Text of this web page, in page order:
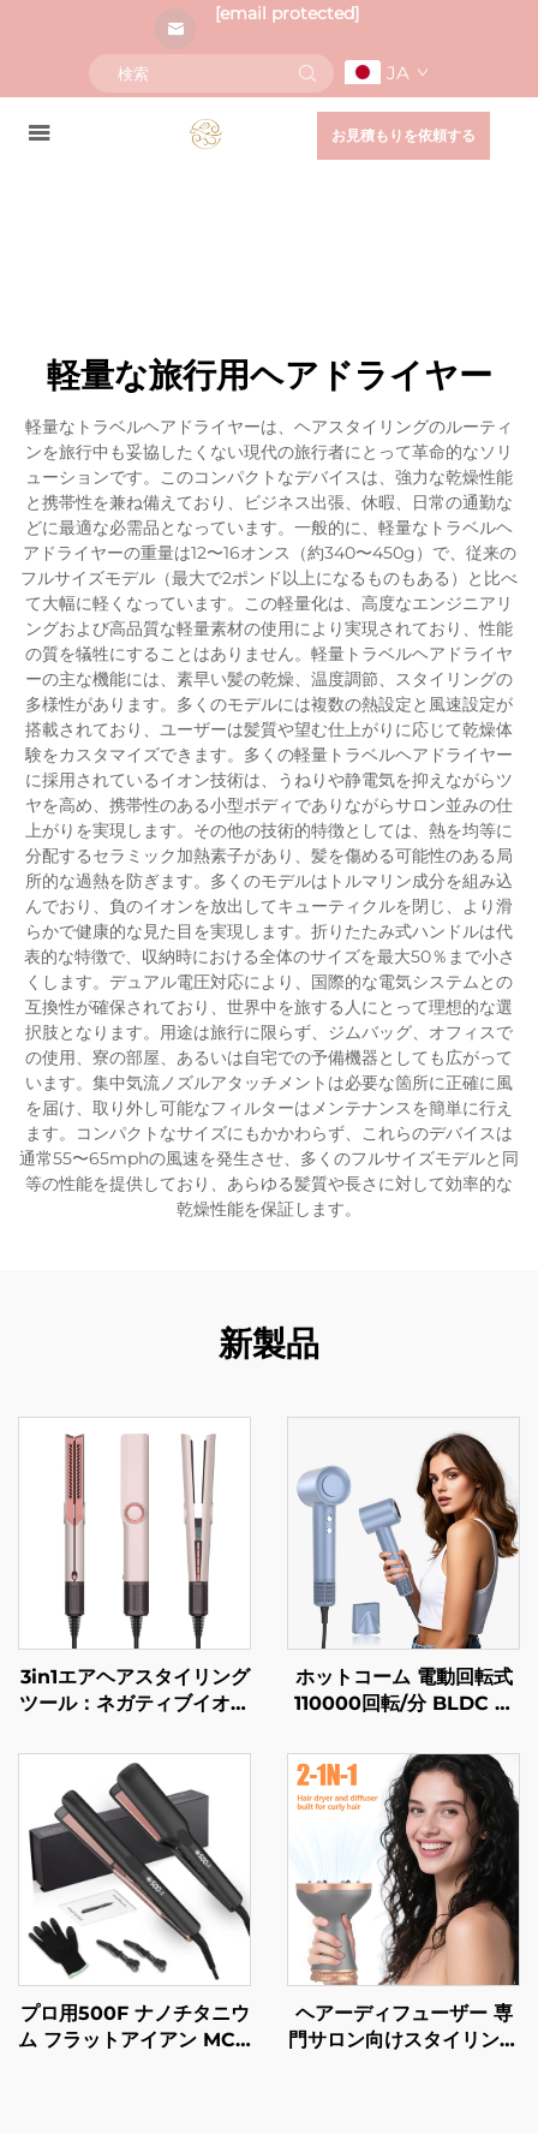
[email protected]
JA
お見積もりを依頼する
軽量な旅行用ヘアドライヤー
軽量なトラベルヘアドライヤーは、ヘアスタイリングのルーティ
ンを旅行中も妥協したくない現代の旅行者にとって革命的なソリ
ューションです。このコンパクトなデバイスは、強力な乾燥性能
と携帯性を兼ね備えており、ビジネス出張、休暇、日常の通勤な
どに最適な必需品となっています。一般的に、軽量なトラベルヘ
アドライヤーの重量は12〜16オンス（約340〜450g）で、従来の
フルサイズモデル（最大で2ポンド以上になるものもある）と比べ
て大幅に軽くなっています。この軽量化は、高度なエンジニアリ
ングおよび高品質な軽量素材の使用により実現されており、性能
の質を犠牲にすることはありません。軽量トラベルヘアドライヤ
ーの主な機能には、素早い髪の乾燥、温度調節、スタイリングの
多様性があります。多くのモデルには複数の熱設定と風速設定が
搭載されており、ユーザーは髪質や望む仕上がりに応じて乾燥体
験をカスタマイズできます。多くの軽量トラベルヘアドライヤー
に採用されているイオン技術は、うねりや静電気を抑えながらツ
ヤを高め、携帯性のある小型ボディでありながらサロン並みの仕
上がりを実現します。その他の技術的特徴としては、熱を均等に
分配するセラミック加熱素子があり、髪を傷める可能性のある局
所的な過熱を防ぎます。多くのモデルはトルマリン成分を組み込
んでおり、負のイオンを放出してキューティクルを閉じ、より滑
らかで健康的な見た目を実現します。折りたたみ式ハンドルは代
表的な特徴で、収納時における全体のサイズを最大50％まで小さ
くします。デュアル電圧対応により、国際的な電気システムとの
互換性が確保されており、世界中を旅する人にとって理想的な選
択肢となります。用途は旅行に限らず、ジムバッグ、オフィスで
の使用、寮の部屋、あるいは自宅での予備機器としても広がって
います。集中気流ノズルアタッチメントは必要な箇所に正確に風
を届け、取り外し可能なフィルターはメンテナンスを簡単に行え
ます。コンパクトなサイズにもかかわらず、これらのデバイスは
通常55〜65mphの風速を発生させ、多くのフルサイズモデルと同
等の性能を提供しており、あらゆる髪質や長さに対して効率的な
乾燥性能を保証します。
新製品
3in1エアヘアスタイリング
ツール：ネガティブイオン
ステップ式）、1500Wヘ
アドライヤー兼ストレート
ナー
ホットコーム 電動回転式
110000回転/分 BLDC フ
ド型 高出力 高速 折りたた
み式ヘアードライヤー
プロ用500F ナノチタニウ
ム フラットアイアン MCH
ヘアーディフューザー 専
門サロン向けスタイリング